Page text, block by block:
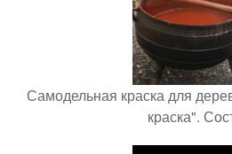
Самодельная краска для
краска".